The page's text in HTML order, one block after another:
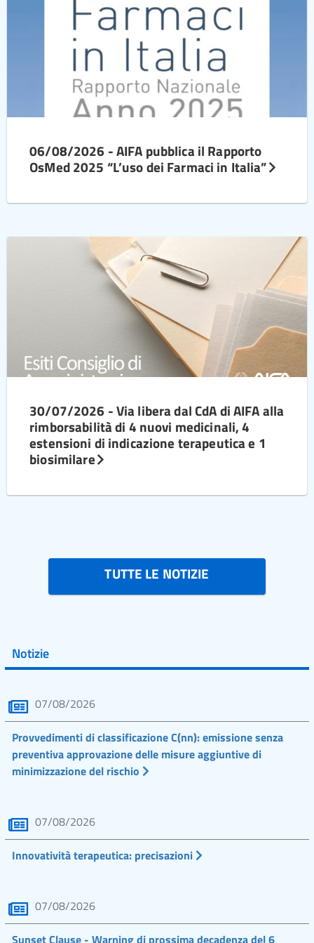
06/08/2026 - AIFA pubblica il Rapporto
OsMed 2025 “L’uso dei Farmaci in Italia”
30/07/2026 - Via libera dal CdA di AIFA alla
rimborsabilità di 4 nuovi medicinali, 4
estensioni di indicazione terapeutica e 1
biosimilare
TUTTE LE NOTIZIE
Notizie
07/08/2026
Provvedimenti di classificazione C(nn): emissione senza
preventiva approvazione delle misure aggiuntive di
minimizzazione del rischio
07/08/2026
Innovatività terapeutica: precisazioni
07/08/2026